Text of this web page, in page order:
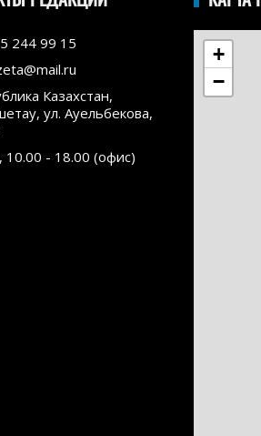
244 99 15
Казахстан,
ул. Ауельбекова,
10.00 - 18.00 (офис)
+
−